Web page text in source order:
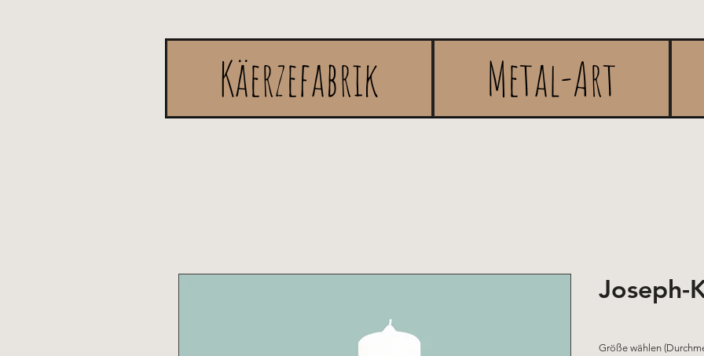
Käerzefabrik Metal-Art
Joseph-
Größe wählen